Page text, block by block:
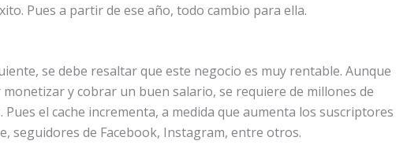
Pues a partir de ese año, todo cambio para ella.
se debe resaltar que este negocio es muy rentable. Aunque
y cobrar un buen salario, se requiere de millones de
Pues el cache incrementa, a medida que aumenta los suscriptores
seguidores de Facebook, Instagram, entre otros.